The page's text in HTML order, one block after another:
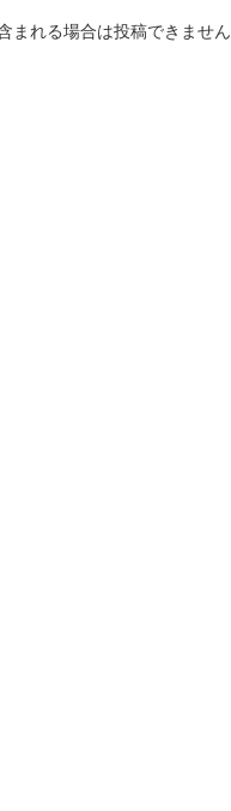
まれる場合は投稿できません